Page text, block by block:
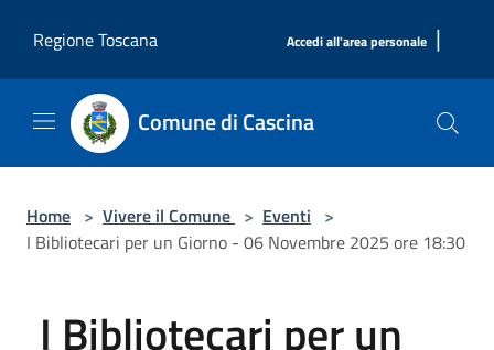
Regione Toscana
Accedi all'area personale |
Comune di Cascina
Home > Vivere il Comune > Eventi >
I Bibliotecari per un Giorno - 06 Novembre 2025 ore 18:30
I Bibliotecari per un